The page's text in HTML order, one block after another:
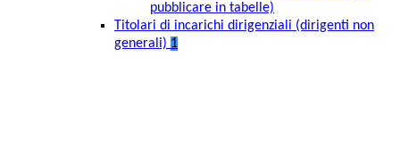
pubblicare in tabelle)
Titolari di incarichi dirigenziali (dirigenti non
generali) 1